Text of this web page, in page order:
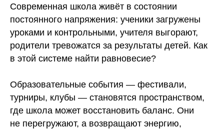
Современная школа живёт в состоянии
постоянного напряжения: ученики загружены
уроками и контрольными, учителя выгорают,
родители тревожатся за результаты детей. Как
в этой системе найти равновесие?
Образовательные события — фестивали,
турниры, клубы — становятся пространством,
где школа может восстановить баланс. Они
не перегружают, а возвращают энергию,